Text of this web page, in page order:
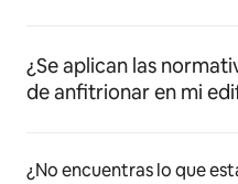
¿Se aplican las
de anfitrionar en mi
¿No encuentras lo que